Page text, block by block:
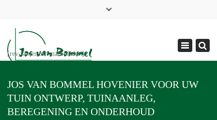
Toggle
[rev_slider id='main-slider']
JOS VAN BOMMEL HOVENIER VOOR UW
TUIN ONTWERP, TUINAANLEG,
BEREGENING EN ONDERHOUD